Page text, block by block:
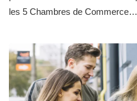
les 5 Chambres de Commerce…